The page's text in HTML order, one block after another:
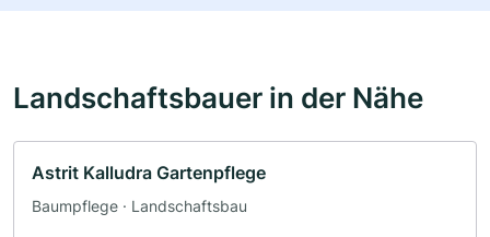
Landschaftsbauer in der Nähe
Astrit Kalludra Gartenpflege
Baumpflege · Landschaftsbau